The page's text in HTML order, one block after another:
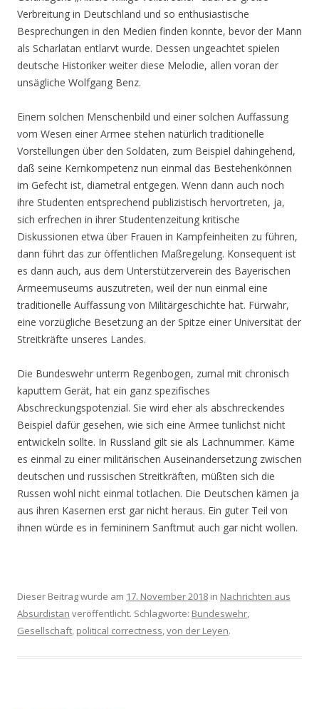
Verbreitung in Deutschland und so enthusiastische
Besprechungen in den Medien finden konnte, bevor der Mann
als Scharlatan entlarvt wurde. Dessen ungeachtet spielen
deutsche Historiker weiter diese Melodie, allen voran der
unsägliche Wolfgang Benz.
Einem solchen Menschenbild und einer solchen Auffassung
vom Wesen einer Armee stehen natürlich traditionelle
Vorstellungen über den Soldaten, zum Beispiel dahingehend,
daß seine Kernkompetenz nun einmal das Bestehenkönnen
im Gefecht ist, diametral entgegen. Wenn dann auch noch
ihre Studenten entsprechend publizistisch hervortreten, ja,
sich erfrechen in ihrer Studentenzeitung kritische
Diskussionen etwa über Frauen in Kampfeinheiten zu führen,
dann führt das zur öffentlichen Maßregelung. Konsequent ist
es dann auch, aus dem Unterstützerverein des Bayerischen
Armeemuseums auszutreten, weil der nun einmal eine
traditionelle Auffassung von Militärgeschichte hat. Fürwahr,
eine vorzügliche Besetzung an der Spitze einer Universität der
Streitkräfte unseres Landes.
Die Bundeswehr unterm Regenbogen, zumal mit chronisch
kaputtem Gerät, hat ein ganz spezifisches
Abschreckungspotenzial. Sie wird eher als abschreckendes
Beispiel dafür gesehen, wie sich eine Armee tunlichst nicht
entwickeln sollte. In Russland gilt sie als Lachnummer. Käme
es einmal zu einer militärischen Auseinandersetzung zwischen
deutschen und russischen Streitkräften, müßten sich die
Russen wohl nicht einmal totlachen. Die Deutschen kämen ja
aus ihren Kasernen erst gar nicht heraus. Ein guter Teil von
ihnen würde es in femininem Sanftmut auch gar nicht wollen.
Dieser Beitrag wurde am 17. November 2018 in Nachrichten aus
Absurdistan veröffentlicht. Schlagworte: Bundeswehr,
Gesellschaft, political correctness,von der Leyen.